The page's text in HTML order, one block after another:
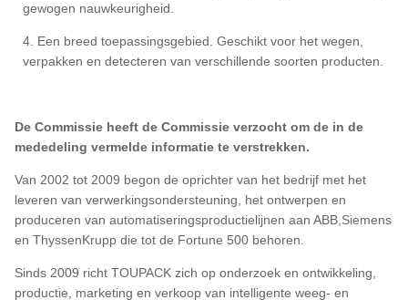
gewogen nauwkeurigheid.
4. Een breed toepassingsgebied. Geschikt voor het wegen,
verpakken en detecteren van verschillende soorten producten.
De Commissie heeft de Commissie verzocht om de in de
mededeling vermelde informatie te verstrekken.
Van 2002 tot 2009 begon de oprichter van het bedrijf met het
leveren van verwerkingsondersteuning, het ontwerpen en
produceren van automatiseringsproductielijnen aan ABB,Siemens
en ThyssenKrupp die tot de Fortune 500 behoren.
Sinds 2009 richt TOUPACK zich op onderzoek en ontwikkeling,
productie, marketing en verkoop van intelligente weeg- en